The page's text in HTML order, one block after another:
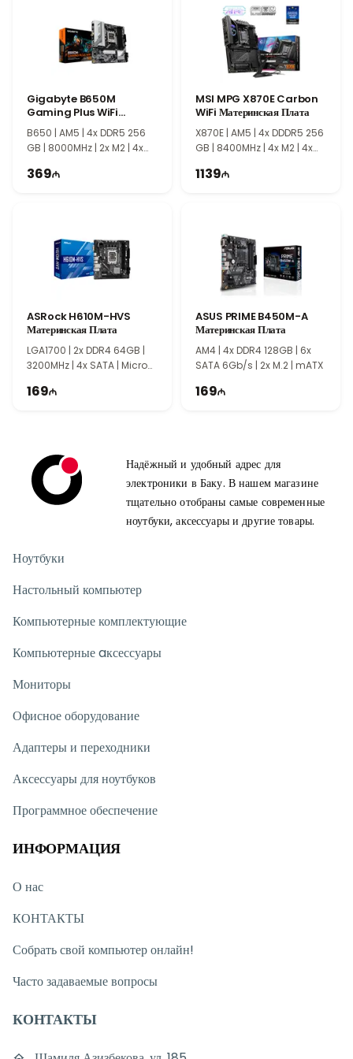
долговечный и доступный по цене компьютер.
Gigabyte B650M
Gaming Plus WiFi
Материнская Плата
B650 | AM5 | 4x DDR5 256
GB | 8000MHz | 2x M2 | 4x
369
MSI MPG X870E Carbon
WiFi Материнская Плата
X870E | AM5 | 4x DDDR5 256
GB | 8400MHz | 4x M2 | 4x
1139
ASRock H610M-HVS
Материнская Плата
LGA1700​​​​​​​ | 2x DDR4 64GB |
3200MHz | 4x SATA | Micro
169
ASUS PRIME B450M-A
Материнская Плата
AM4 | 4x DDR4 128GB | 6x
SATA 6Gb/s | 2x M.2 | mATX
169
Надёжный и удобный адрес для
электроники в Баку. В нашем магазине
тщательно отобраны самые современные
ноутбуки, аксессуары и другие товары.
Ноутбуки
Настольный компьютер
Компьютерные комплектующие
Компьютерные aксессуары
Мониторы
Офисное оборудование
Адаптеры и переходники
Аксессуары для ноутбуков
Программное обеспечение
ИНФОРМАЦИЯ
О нас
КОНТАКТЫ
Собрать свой компьютер онлайн!
Часто задаваемые вопросы
КОНТАКТЫ